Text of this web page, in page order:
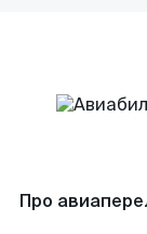
Про